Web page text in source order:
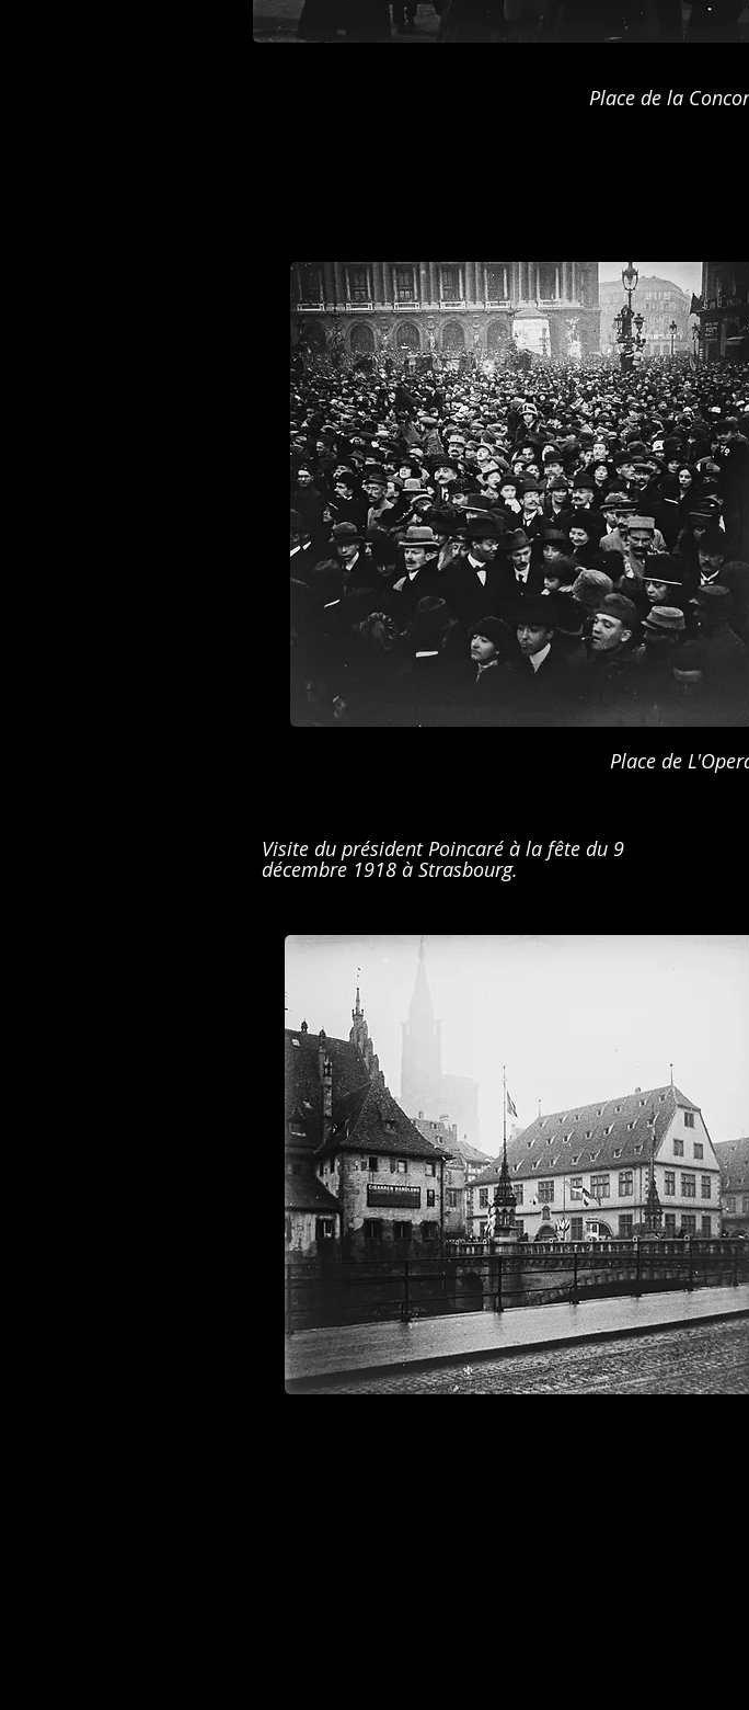
Place de la
Place de
Visite du président Poincaré à la fête du 9
décembre 1918 à Strasbourg.